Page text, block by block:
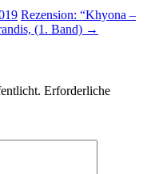
Rezension: “Khyona –
(1. Band) →
Erforderliche